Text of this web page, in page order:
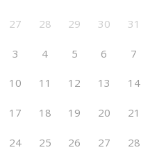
27 28 29 30 31
3 4 5 6 7
10 11 12 13 14
17 18 19 20 21
24 25 26 27 28